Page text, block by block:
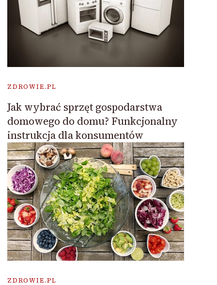
ZDROWIE.PL
Jak wybrać sprzęt gospodarstwa
domowego do domu? Funkcjonalny
instrukcja dla konsumentów
ZDROWIE.PL